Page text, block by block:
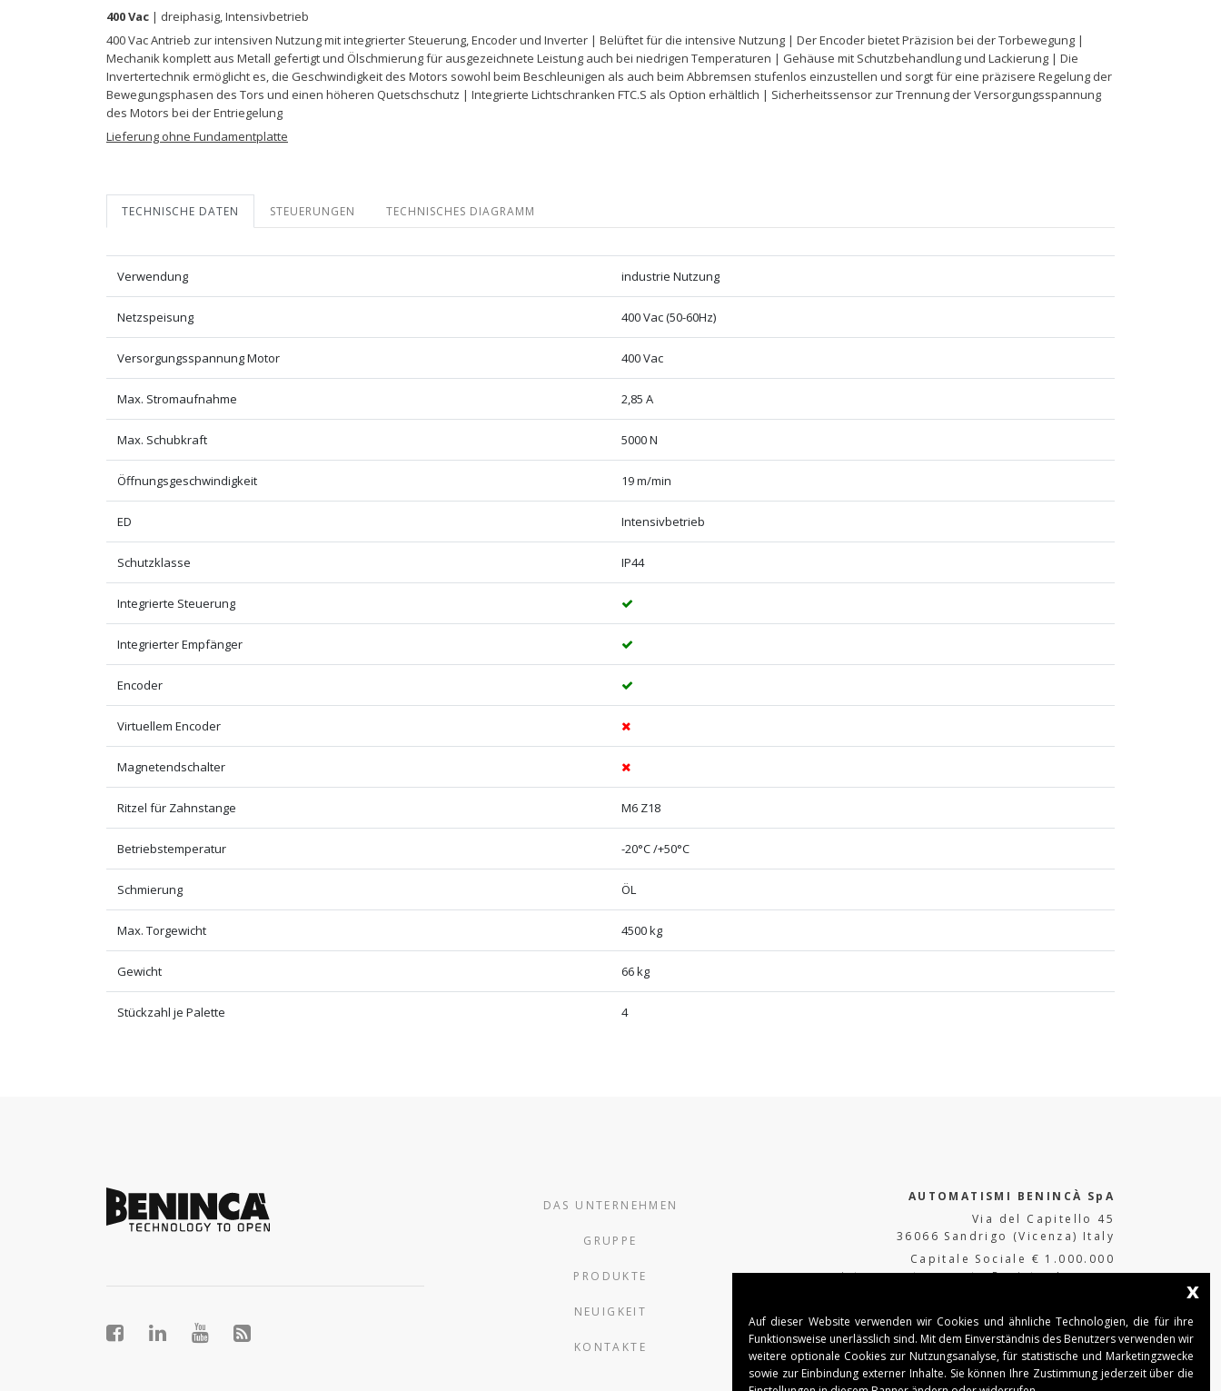
400 Vac | dreiphasig, Intensivbetrieb
400 Vac Antrieb zur intensiven Nutzung mit integrierter Steuerung, Encoder und Inverter | Belüftet für die intensive Nutzung | Der Encoder bietet Präzision bei der Torbewegung |
Mechanik komplett aus Metall gefertigt und Ölschmierung für ausgezeichnete Leistung auch bei niedrigen Temperaturen | Gehäuse mit Schutzbehandlung und Lackierung | Die
Invertertechnik ermöglicht es, die Geschwindigkeit des Motors sowohl beim Beschleunigen als auch beim Abbremsen stufenlos einzustellen und sorgt für eine präzisere Regelung der
Bewegungsphasen des Tors und einen höheren Quetschschutz | Integrierte Lichtschranken FTC.S als Option erhältlich | Sicherheitssensor zur Trennung der Versorgungsspannung
des Motors bei der Entriegelung
Lieferung ohne Fundamentplatte
TECHNISCHE DATEN STEUERUNGEN TECHNISCHES DIAGRAMM
Verwendung industrie Nutzung
Netzspeisung 400 Vac (50-60Hz)
Versorgungsspannung Motor 400 Vac
Max. Stromaufnahme 2,85 A
Max. Schubkraft 5000 N
Öffnungsgeschwindigkeit 19 m/min
ED Intensivbetrieb
Schutzklasse IP44
Integrierte Steuerung
Integrierter Empfänger
Encoder
Virtuellem Encoder
Magnetendschalter
Ritzel für Zahnstange M6 Z18
Betriebstemperatur -20°C /+50°C
Schmierung ÖL
Max. Torgewicht 4500 kg
Gewicht 66 kg
Stückzahl je Palette 4
DAS UNTERNEHMEN
GRUPPE
PRODUKTE
NEUIGKEIT
KONTAKTE
AUTOMATISMI BENINCÀ SpA
Via del Capitello 45
36066 Sandrigo (Vicenza) Italy
Capitale Sociale € 1.000.000
interamente versato Registro Imprese
x
Auf dieser Website verwenden wir Cookies und ähnliche Technologien, die für ihre
Funktionsweise unerlässlich sind. Mit dem Einverständnis des Benutzers verwenden wir
weitere optionale Cookies zur Nutzungsanalyse, für statistische und Marketingzwecke
sowie zur Einbindung externer Inhalte. Sie können Ihre Zustimmung jederzeit über die